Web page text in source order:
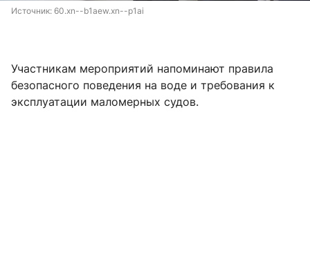
Источник: 60.xn--b1aew.xn--p1ai
Участникам мероприятий напоминают правила
безопасного поведения на воде и требования к
эксплуатации маломерных судов.